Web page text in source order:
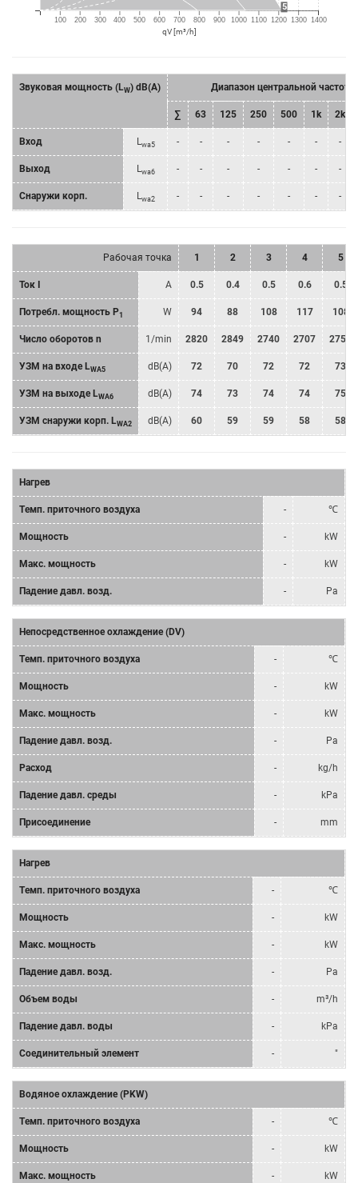
100 200 300 400 500 600 700 800 900 1000 1100 1200 1300 1400
qV [m³/h]
5
Звуковая мощность (LW) dB(A) Диапазон центральной частоты
∑ 63 125 250 500 1k 2k
Bход Lwa5 - - - - - - -
Bыход Lwa6 - - - - - - -
Снаружи корп. Lwa2 - - - - - - -
Рабочая точка 1 2 3 4 5
Ток I A 0.5 0.4 0.5 0.6 0.5
Потребл. мощность P1 W 94 88 108 117 108
Число оборотов n 1/min 2820 2849 2740 2707 2757
УЗМ на входе LWA5 dB(A) 72 70 72 72 73
УЗМ на выходе LWA6 dB(A) 74 73 74 74 75
УЗМ снаружи корп. LWA2 dB(A) 60 59 59 58 58
Нагрев
Tемп. приточного воздуха - ℃
Мощность - kW
Mакс. мощность - kW
Падение давл. возд. - Pa
Непосредственное охлаждение (DV)
Tемп. приточного воздуха - ℃
Мощность - kW
Mакс. мощность - kW
Падение давл. возд. - Pa
Расход - kg/h
Падение давл. среды - kPa
Присоединение - mm
Нагрев
Tемп. приточного воздуха - ℃
Мощность - kW
Mакс. мощность - kW
Падение давл. возд. - Pa
Объем воды - m³/h
Падение давл. воды - kPa
Соединительный элемент - "
Водяное охлаждение (PKW)
Tемп. приточного воздуха - ℃
Мощность - kW
Mакс. мощность - kW